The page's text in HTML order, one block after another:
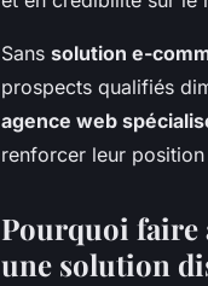
Sans solution e-
prospects qualifiés
agence web
renforcer leur
Pourquoi faire
une solution